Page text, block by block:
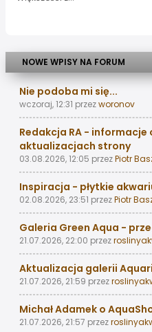
NOWE WPISY NA FORUM
Nie podoba mi się...
wczoraj, 12:31 przezworonov
Redakcja RA - informacje
aktualizacjach strony
03.08.2026, 12:05 przezPiotr
Inspiracja - płytkie
02.08.2026, 23:51 przezPiotr
Galeria Green Aqua -
21.07.2026, 22:00 przez
Aktualizacja galerii
21.07.2026, 21:59 przez
Michał Adamek o
21.07.2026, 21:57 przez